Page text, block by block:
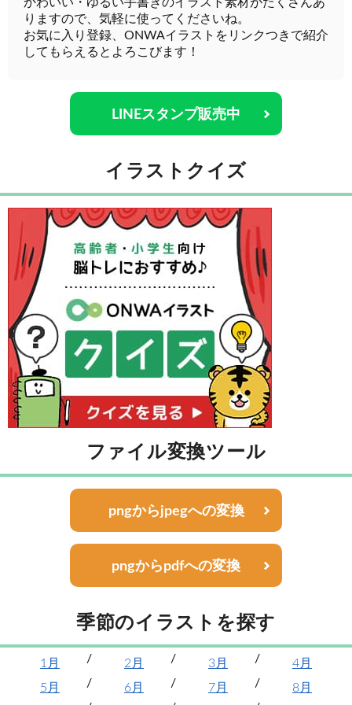
りますので、気軽に使ってくださいね。
お気に入り登録、ONWAイラストをリンクつきで紹介
してもらえるとよろこびます！
LINEスタンプ販売中
イラストクイズ
ファイル変換ツール
pngからjpegへの変換
pngからpdfへの変換
季節のイラストを探す
1月 2月 3月
4月
5月
6月 7月
8月